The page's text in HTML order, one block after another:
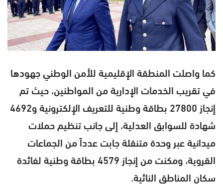
كما واصلت المنطقة الإقليمية للأمن الوطني جهودها
في تقريب الخدمات الإدارية من المواطنين، حيث تم
إنجاز 27800 بطاقة وطنية للتعريف الإلكترونية و4692
شهادة للسوابق العدلية، إلى جانب تنظيم حملات
ميدانية عبر وحدة متنقلة جابت عدداً من الجماعات
القروية، ومكنت من إنجاز 4579 بطاقة وطنية لفائدة
سكان المناطق النائية.